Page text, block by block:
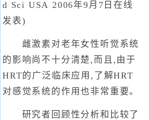
d Sci USA 2006年9月7日在线
发表)
雌激素对老年女性听觉系统
的影响尚不十分清楚,而且,由于
HRT的广泛临床应用,了解HRT
对感觉系统的作用也非常重要。
研究者回顾性分析和比较了